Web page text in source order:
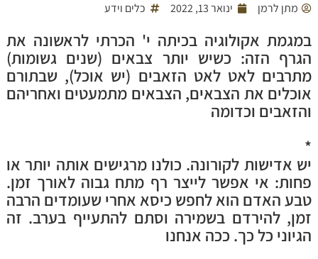
מתן לרמן ינואר 13, 2022 כלים וידע
במגמת אקולוגיה בכיתה י' הכרתי לראשונה את
הגרף הזה: כשיש יותר צבאים (שנים גשומות)
מתרבים לאט לאט הזאבים (יש אוכל), שבתורם
אוכלים את הצבאים, הצבאים מתמעטים ואחריהם
והזאבים וכדומה
*
יש אדישות לקורונה. כולנו מרגישים אותה יותר או
פחות: אי אפשר לייצר רף מתח גבוה לאורך זמן.
טבע האדם הוא לחפש כיסא אחרי שעומדים הרבה
זמן, להירדם בשמירה וסתם להתעייף בערב. זה
הגיוני כל כך. ככה אנחנו